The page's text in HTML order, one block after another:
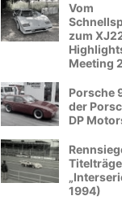
Vom
zum
Meeting
Porsche
der
DP
1994)